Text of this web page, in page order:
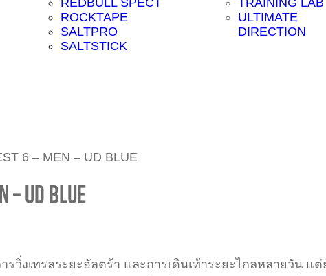
REDBULL SPECT
ROCKTAPE
SALTPRO
SALTSTICK
TRAINING LAB
ULTIMATE
DIRECTION
6 – MEN – UD BLUE
– UD BLUE
งเทรลระยะอัลตร้า และการเดินเท้าระยะไกลหลายวัน แ